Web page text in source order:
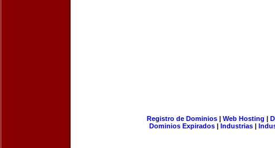
Registro de Dominios| Web Hosting |
Dominios Expirados | Industrias |